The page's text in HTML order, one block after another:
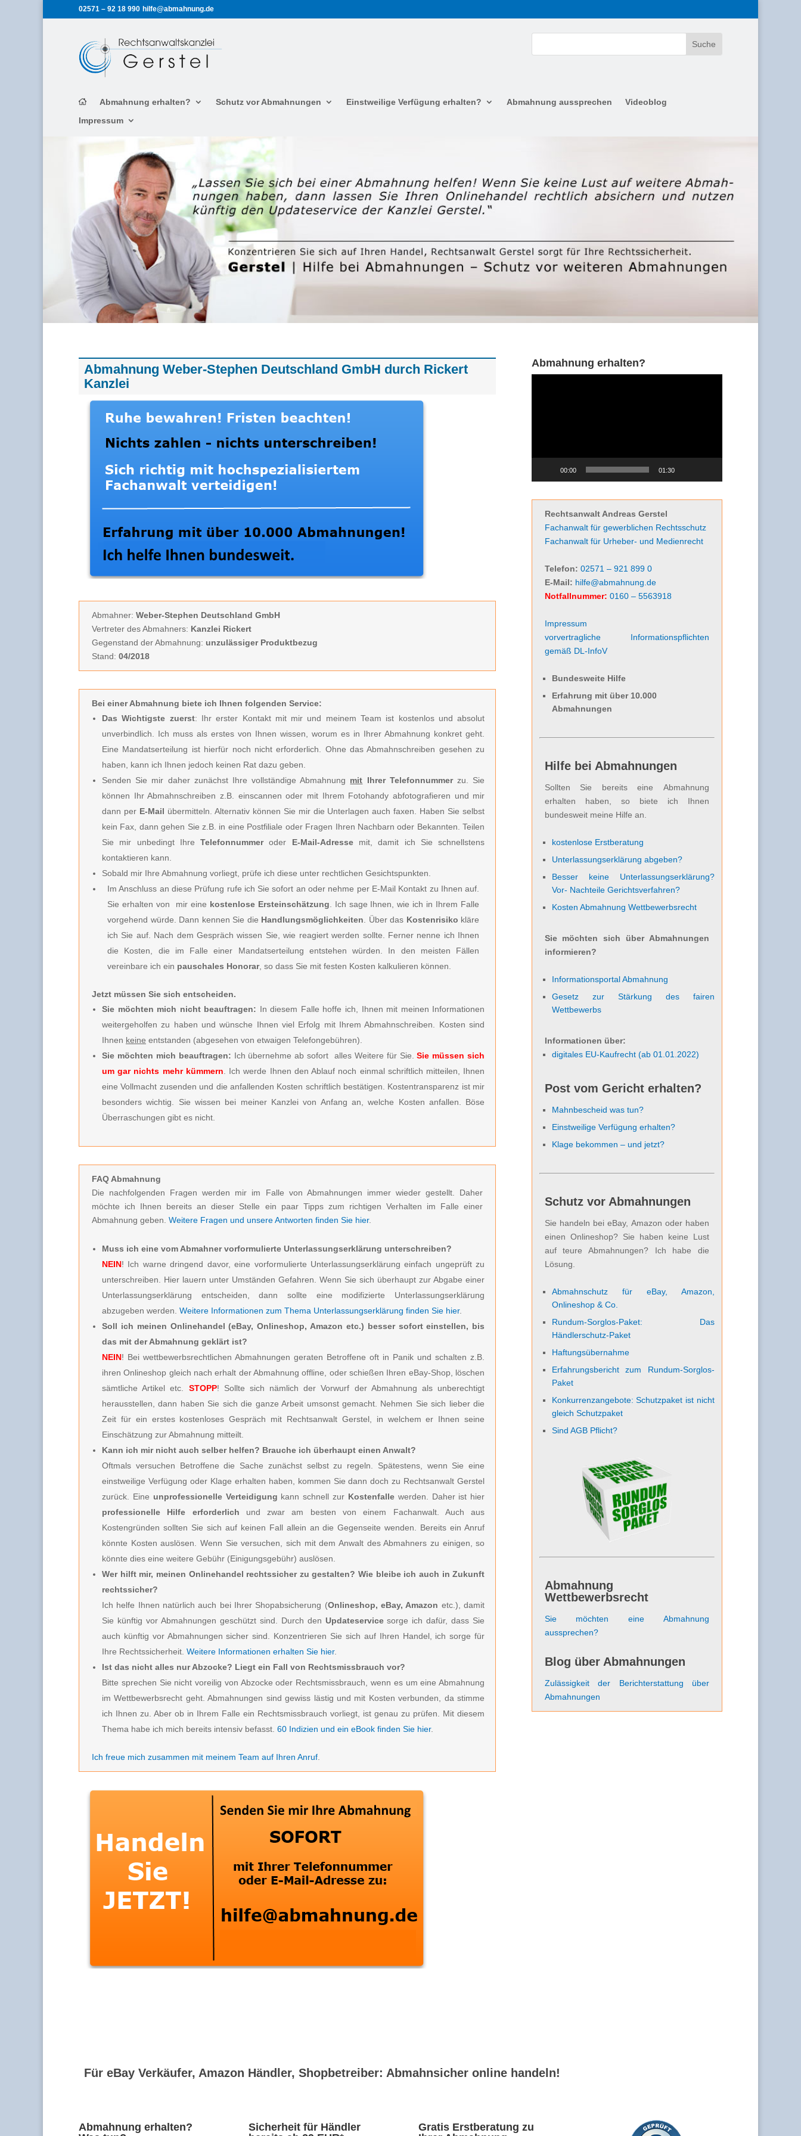
02571 – 92 18 990 hilfe@abmahnung.de
Abmahnung erhalten? Schutz vor Abmahnungen Einstweilige Verfügung erhalten? Abmahnung aussprechen
Videoblog
Impressum
Abmahnung Weber-Stephen Deutschland GmbH durch Rickert
Kanzlei
Abmahner: Weber-Stephen Deutschland GmbH
Vertreter des Abmahners: Kanzlei Rickert
Gegenstand der Abmahnung: unzulässiger Produktbezug
Stand: 04/2018
Bei einer Abmahnung biete ich Ihnen folgenden Service:
Das Wichtigste zuerst: Ihr erster Kontakt mit mir und meinem Team ist kostenlos und absolut
unverbindlich. Ich muss als erstes von Ihnen wissen, worum es in Ihrer Abmahnung konkret geht.
Eine Mandatserteilung ist hierfür noch nicht erforderlich. Ohne das Abmahnschreiben gesehen zu
haben, kann ich Ihnen jedoch keinen Rat dazu geben.
Senden Sie mir daher zunächst Ihre vollständige Abmahnung mit Ihrer Telefonnummerzu. Sie
können Ihr Abmahnschreiben z.B. einscannen oder mit Ihrem Fotohandy abfotografieren und mir
dann per E-Mail übermitteln. Alternativ können Sie mir die Unterlagen auch faxen. Haben Sie selbst
kein Fax, dann gehen Sie z.B. in eine Postfiliale oder Fragen Ihren Nachbarn oder Bekannten. Teilen
Sie mir unbedingt IhreTelefonnummeroder E-Mail-Adressemit, damit ich Sie schnellstens
kontaktieren kann.
Sobald mir Ihre Abmahnung vorliegt, prüfe ich diese unter rechtlichen Gesichtspunkten.
Im Anschluss an diese Prüfung rufe ich Siesofort an oder nehme per E-Mail Kontakt zu Ihnen auf.
Sie erhalten von
mir eine kostenlose Ersteinschätzung . Ich sage Ihnen, wie ich in Ihrem Falle
vorgehend würde. Dann kennen Sie die Handlungsmöglichkeiten . Über das Kostenrisiko kläre
ich Sie auf. Nach dem Gespräch wissen Sie, wie reagiert werden sollte. Ferner nenne ich Ihnen
die Kosten, die im Falle einer Mandatserteilung entstehen würden. In den meisten Fällen
vereinbare ich ein pauschales Honorar, so dass Sie mit festen Kosten kalkulieren können.
Jetzt müssen Sie sich entscheiden.
Sie möchten mich nicht beauftragen: In diesem Falle hoffe ich, Ihnen mit meinen Informationen
weitergeholfen zu haben und wünsche Ihnen viel Erfolg mit Ihrem Abmahnschreiben. Kosten sind
Ihnen keine entstanden (abgesehen von etwaigen Telefongebühren).
Sie möchten mich beauftragen: Ich übernehme ab sofort alles Weitere für Sie.Sie müssen sich
um gar nichts mehr kümmern . Ich werde Ihnen den Ablauf noch einmal schriftlich mitteilen, Ihnen
eine Vollmacht zusenden und die anfallenden Kosten schriftlich bestätigen. Kostentransparenz ist mir
besonders wichtig. Sie wissen bei meiner Kanzlei von Anfang an, welche Kosten anfallen. Böse
Überraschungen gibt es nicht.
FAQ Abmahnung
Die nachfolgenden Fragen werden mir im Falle von Abmahnungen immer wieder gestellt. Daher
möchte ich Ihnen bereits an dieser Stelle ein paar Tipps zum richtigen Verhalten im Falle einer
Abmahnung geben. Weitere Fragen und unsere Antworten finden Sie hier.
Muss ich eine vom Abmahner vorformulierte Unterlassungserklärung unterschreiben?
NEIN! Ich warne dringend davor, eine vorformulierte Unterlassungserklärung einfach ungeprüft zu
unterschreiben. Hier lauern unter Umständen Gefahren. Wenn Sie sich überhaupt zur Abgabe einer
Unterlassungserklärung entscheiden, dann sollte eine modifizierte Unterlassungserklärung
abzugeben werden. Weitere Informationen zum Thema Unterlassungserklärung finden Sie hier.
Soll ich meinen Onlinehandel (eBay, Onlineshop, Amazon etc.) besser sofort einstellen, bis
das mit der Abmahnung geklärt ist?
NEIN! Bei wettbewerbsrechtlichen Abmahnungen geraten Betroffene oft in Panik und schalten z.B.
ihren Onlineshop gleich nach erhalt der Abmahnung offline, oder schießen Ihren eBay-Shop, löschen
sämtliche Artikel etc. STOPP! Sollte sich nämlich der Vorwurf der Abmahnung als unberechtigt
herausstellen, dann haben Sie sich die ganze Arbeit umsonst gemacht. Nehmen Sie sich lieber die
Zeit für ein erstes kostenloses Gespräch mit Rechtsanwalt Gerstel, in welchem er Ihnen seine
Einschätzung zur Abmahnung mitteilt.
Kann ich mir nicht auch selber helfen? Brauche ich überhaupt einen Anwalt?
Oftmals versuchen Betroffene die Sache zunächst selbst zu regeln. Spätestens, wenn Sie eine
einstweilige Verfügung oder Klage erhalten haben, kommen Sie dann doch zu Rechtsanwalt Gerstel
zurück. Eine unprofessionelle Verteidigung kann schnell zur Kostenfallewerden. Daher ist hier
professionelle Hilfe erforderlich und zwar am besten von einem Fachanwalt. Auch aus
Kostengründen sollten Sie sich auf keinen Fall allein an die Gegenseite wenden. Bereits ein Anruf
könnte Kosten auslösen. Wenn Sie versuchen, sich mit dem Anwalt des Abmahners zu einigen, so
könnte dies eine weitere Gebühr (Einigungsgebühr) auslösen.
Wer hilft mir, meinen Onlinehandel rechtssicher zu gestalten? Wie bleibe ich auch in Zukunft
rechtssicher?
Ich helfe Ihnen natürlich auch bei Ihrer Shopabsicherung (Onlineshop, eBay, Amazon etc.), damit
Sie künftig vor Abmahnungen geschützt sind. Durch den Updateservicesorge ich dafür, dass Sie
auch künftig vor Abmahnungen sicher sind. Konzentrieren Sie sich auf Ihren Handel, ich sorge für
Ihre Rechtssicherheit. Weitere Informationen erhalten Sie hier.
Ist das nicht alles nur Abzocke? Liegt ein Fall von Rechtsmissbrauch vor?
Bitte sprechen Sie nicht voreilig von Abzocke oder Rechtsmissbrauch, wenn es um eine Abmahnung
im Wettbewerbsrecht geht. Abmahnungen sind gewiss lästig und mit Kosten verbunden, da stimme
ich Ihnen zu. Aber ob in Ihrem Falle ein Rechtsmissbrauch vorliegt, ist genau zu prüfen. Mit diesem
Thema habe ich mich bereits intensiv befasst. 60 Indizien und ein eBook finden Sie hier.
Ich freue mich zusammen mit meinem Team auf Ihren Anruf
Abmahnung erhalten?
00:00 01:30
Rechtsanwalt Andreas Gerstel
Fachanwalt für gewerblichen Rechtsschutz
Fachanwalt für Urheber- und Medienrecht
Telefon: 02571 – 921 899 0
E-Mail: hilfe@abmahnung.de
Notfallnummer: 0160 – 5563918
Impressum
vorvertragliche Informationspflichten
gemäß DL-InfoV
Bundesweite Hilfe
Erfahrung mit über 10.000
Abmahnungen
Hilfe bei Abmahnungen
Sollten Sie bereits eine Abmahnung
erhalten haben, so biete ich Ihnen
bundesweit meine Hilfe an.
kostenlose Erstberatung
Unterlassungserklärung abgeben?
Besser keine Unterlassungserklärung?
Vor- Nachteile Gerichtsverfahren?
Kosten Abmahnung Wettbewerbsrecht
Sie möchten sich über Abmahnungen
informieren?
Informationsportal Abmahnung
Gesetz zur Stärkung des fairen
Wettbewerbs
Informationen über:
digitales EU-Kaufrecht (ab 01.01.2022)
Post vom Gericht erhalten?
Mahnbescheid was tun?
Einstweilige Verfügung erhalten?
Klage bekommen – und jetzt?
Schutz vor Abmahnungen
Sie handeln bei eBay, Amazon oder haben
einen Onlineshop? Sie haben keine Lust
auf teure Abmahnungen? Ich habe die
Lösung.
Abmahnschutz für eBay, Amazon,
Onlineshop & Co.
Rundum-Sorglos-Paket: Das
Händlerschutz-Paket
Haftungsübernahme
Erfahrungsbericht zum Rundum-Sorglos-
Paket
Konkurrenzangebote: Schutzpaket ist nicht
gleich Schutzpaket
Sind AGB Pflicht?
Abmahnung
Wettbewerbsrecht
Sie möchten eine Abmahnung
aussprechen?
Blog über Abmahnungen
Zulässigkeit der Berichterstattung über
Abmahnungen
Für eBay Verkäufer, Amazon Händler, Shopbetreiber: Abmahnsicher online handeln!
Abmahnung erhalten?
Sicherheit für Händler
Gratis Erstberatung zu